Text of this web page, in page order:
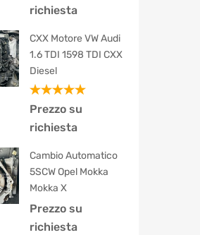
richiesta
CXX Motore VW Audi
1.6 TDI 1598 TDI CXX
Diesel
Valutato
Prezzo su
richiesta
Cambio Automatico
5SCW Opel Mokka
Mokka X
Prezzo su
richiesta